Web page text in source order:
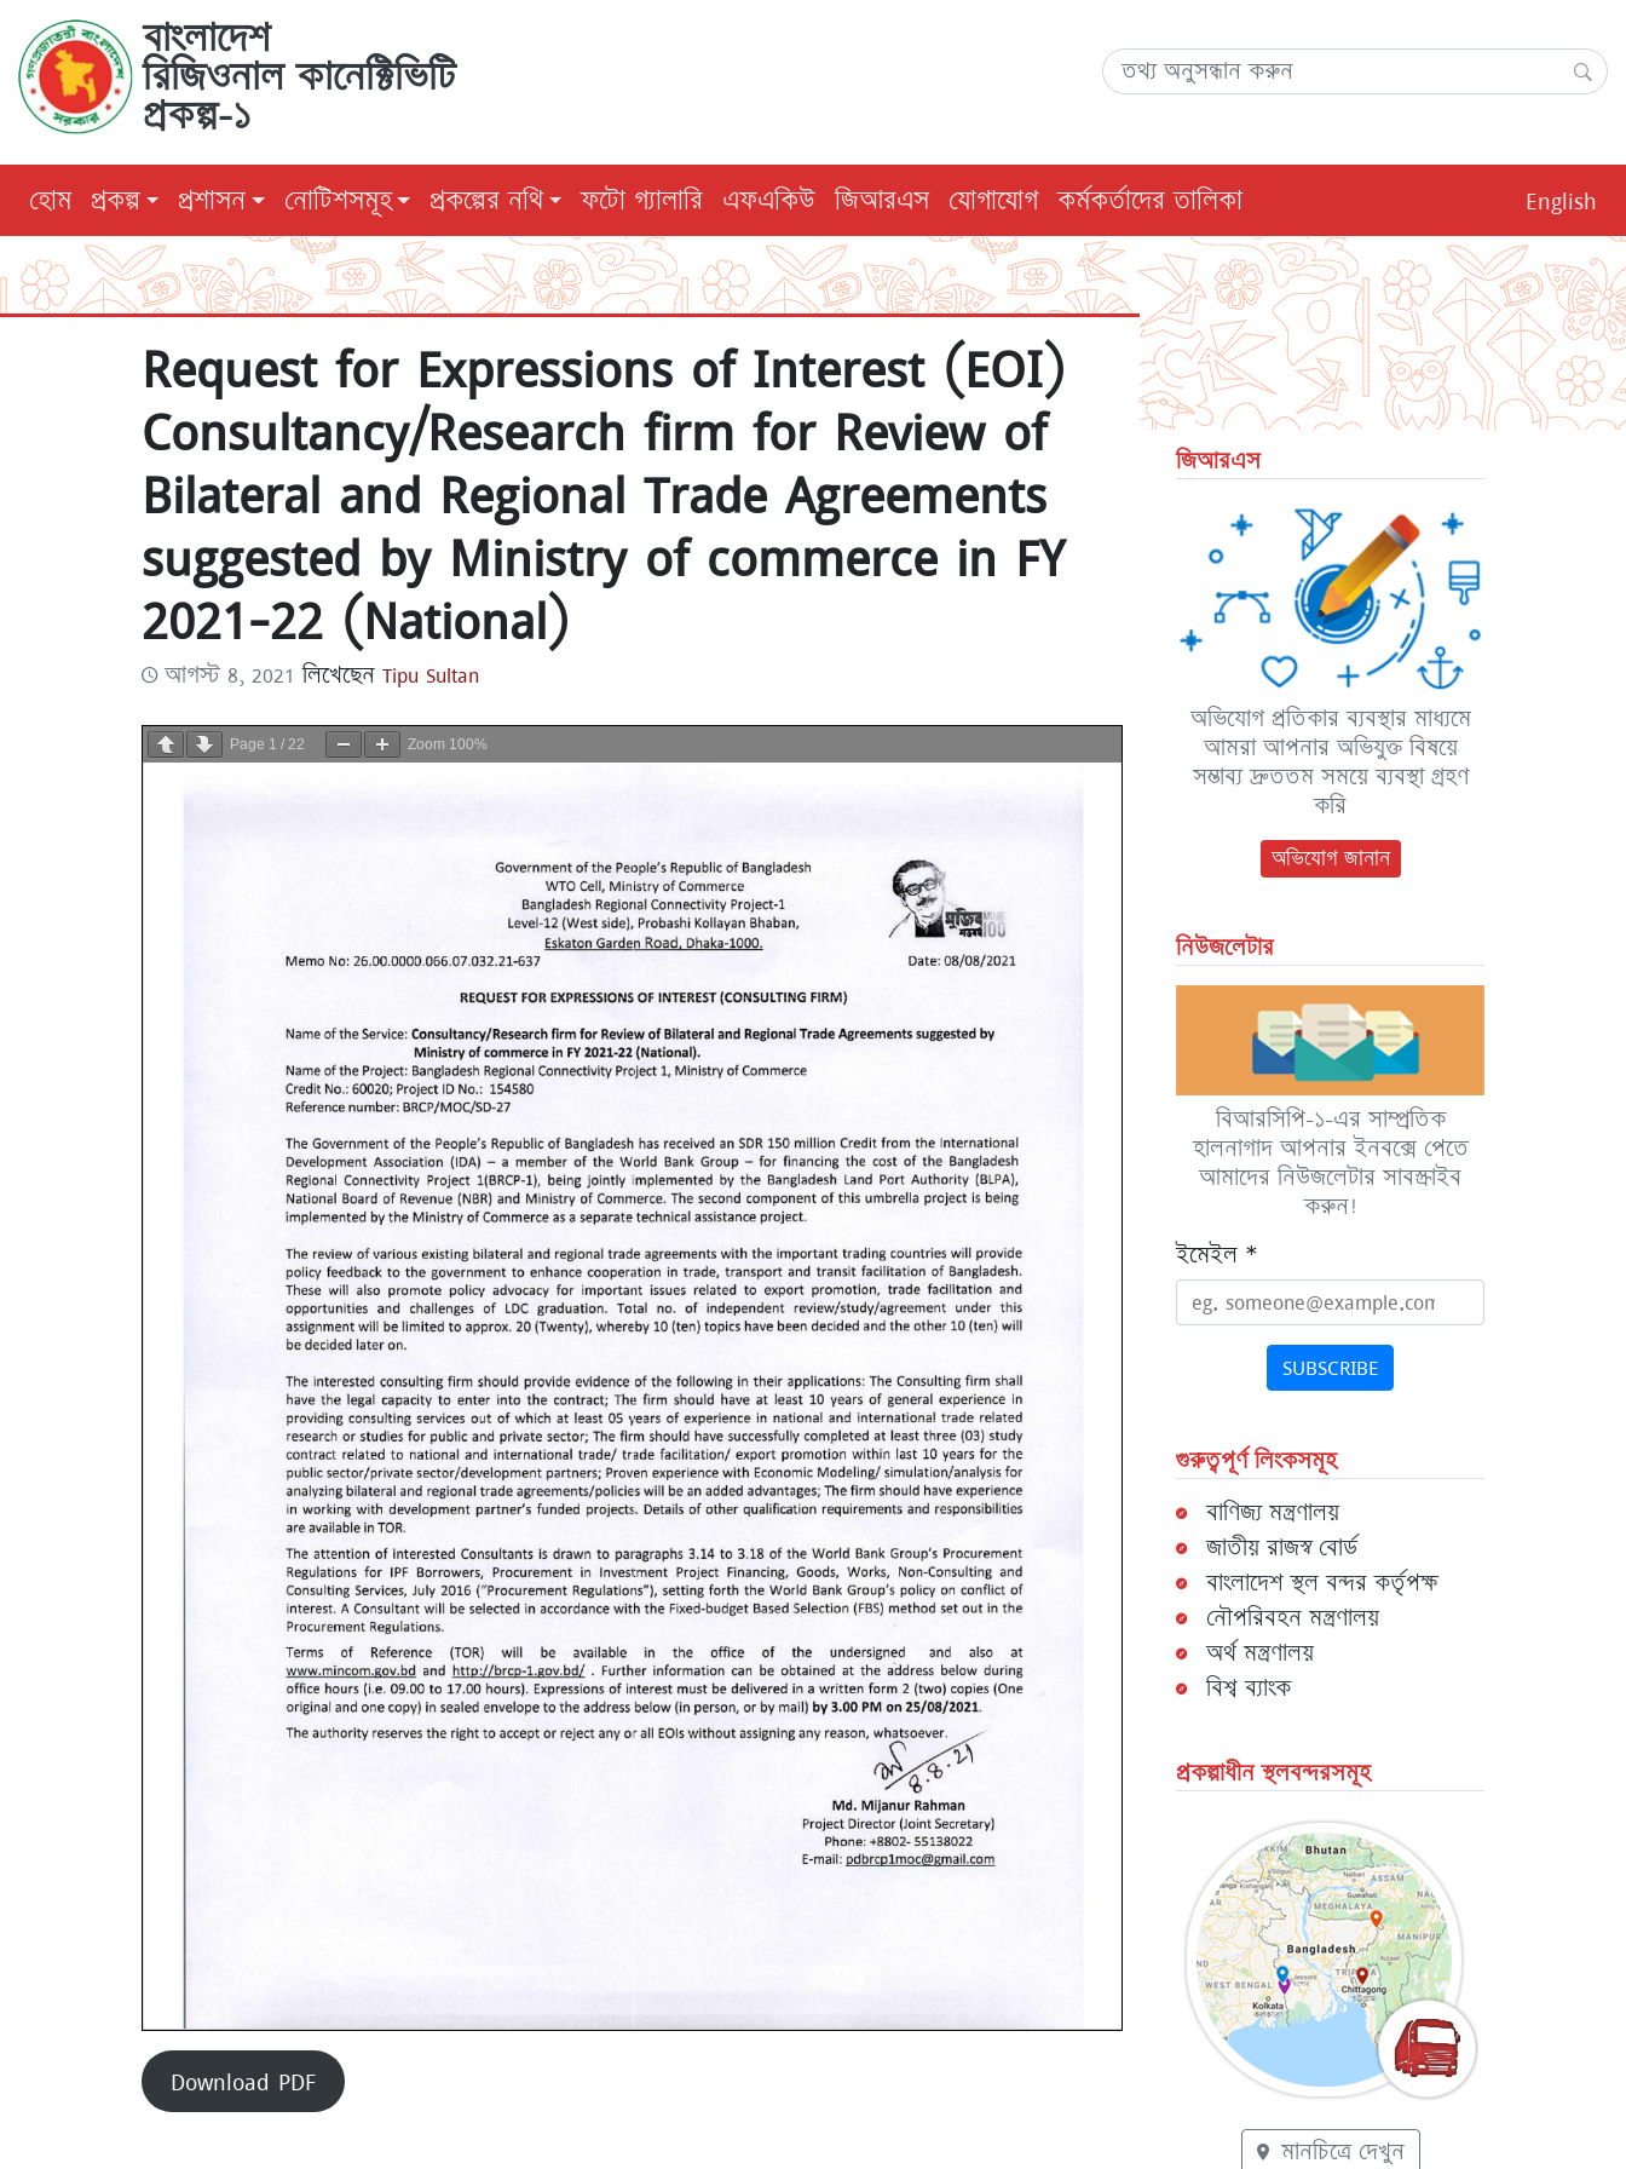
বক্তব্যে
চলুন
বাংলাদেশ
রিজিওনাল কানেক্টিভিটি
প্রকল্প-১
অনুসন্ধান করছেন:
হোম প্রকল্প প্রশাসন নোটিশসমূহ প্রকল্পের নথি ফটো গ্যালারি এফএকিউ জিআরএস যোগাযোগ কর্মকর্তাদের তালিকা English
Request for Expressions of Interest (EOI)
Consultancy/Research firm for Review of
Bilateral and Regional Trade Agreements
suggested by Ministry of commerce in FY
2021-22 (National)
আগস্ট 8, 2021 লিখেছেন Tipu Sultan
Page 1 / 22 Zoom 100%
Download PDF
জিআরএস
অভিযোগ প্রতিকার ব্যবস্থার মাধ্যমে
আমরা আপনার অভিযুক্ত বিষয়ে
সম্ভাব্য দ্রুততম সময়ে ব্যবস্থা গ্রহণ
করি
অভিযোগ জানান
নিউজলেটার
বিআরসিপি-১-এর সাম্প্রতিক
হালনাগাদ আপনার ইনবক্সে পেতে
আমাদের নিউজলেটার সাবস্ক্রাইব
করুন!
ইমেইল *
SUBSCRIBE
গুরুত্বপূর্ণ লিংকসমূহ
বাণিজ্য মন্ত্রণালয়
জাতীয় রাজস্ব বোর্ড
বাংলাদেশ স্থল বন্দর কর্তৃপক্ষ
নৌপরিবহন মন্ত্রণালয়
অর্থ মন্ত্রণালয়
বিশ্ব ব্যাংক
প্রকল্পাধীন স্থলবন্দরসমূহ
মানচিত্রে দেখুন